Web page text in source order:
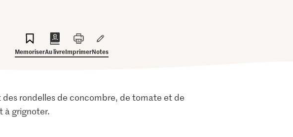
MemoriserAu livreImprimerNotes
rondelles de concombre, de tomate et de
à grignoter.